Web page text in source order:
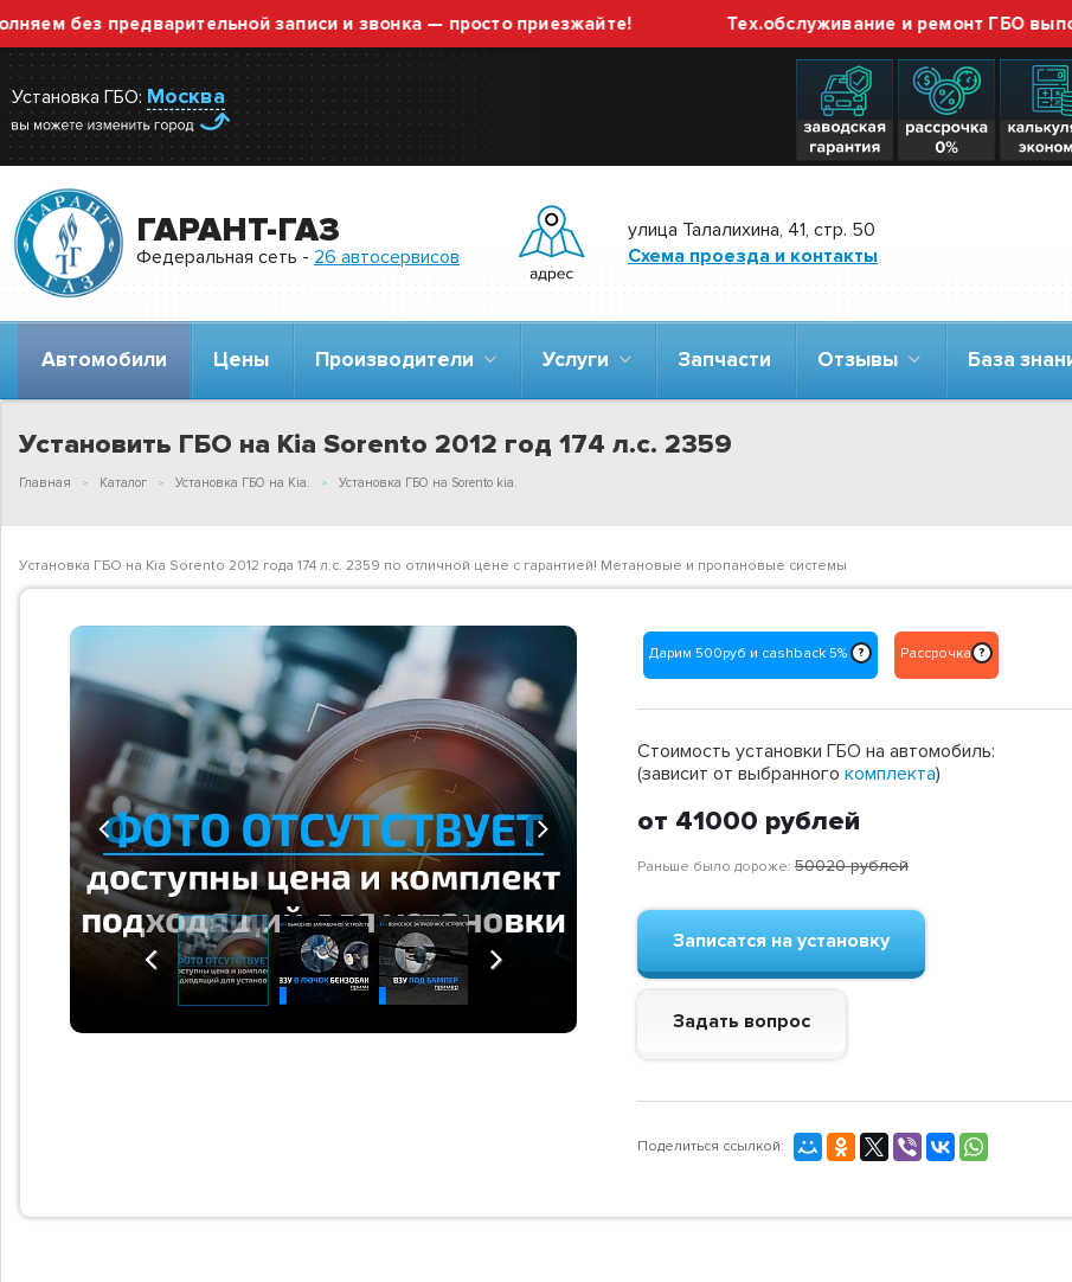
предварительной записи и звонка — просто приезжайте! Тех.обслуживание и ремонт ГБО
Установка ГБО: Москва
ГАРАНТ-ГАЗ
Федеральная сеть - 26 автосервисов
улица Талалихина, 41, стр. 50
Схема проезда и контакты
Автомобили Цены Производители Услуги Запчасти Отзывы База
Установить ГБО на Kia Sorento 2012 год 174 л.с. 2359
Главная Каталог Установка ГБО на Kia. Установка ГБО на Sorento kia.
Установка ГБО на Kia Sorento 2012 года 174 л.с. 2359 по отличной цене с гарантией! Метановые и пропановые системы
Previous Next
Previous Next
Дарим 500руб и cashback 5% ? Рассрочка ?
Стоимость установки ГБО на автомобиль:
(зависит от выбранного комплекта)
от 41000 рублей
Раньше было дороже: 50020рублей
Записатся на установку
Задать вопрос
Поделиться ссылкой: